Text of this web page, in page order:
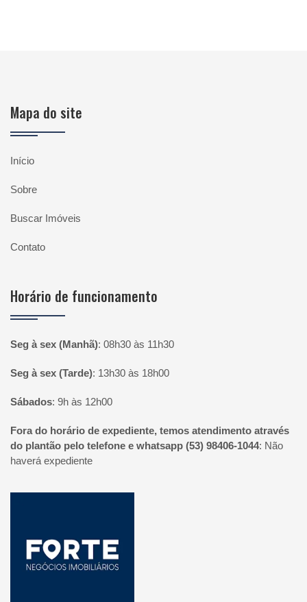
Mapa do site
Início
Sobre
Buscar Imóveis
Contato
Horário de funcionamento
Seg à sex (Manhã): 08h30 às 11h30
Seg à sex (Tarde): 13h30 às 18h00
Sábados: 9h às 12h00
Fora do horário de expediente, temos atendimento através
do plantão pelo telefone e whatsapp (53) 98406-1044: Não
haverá expediente